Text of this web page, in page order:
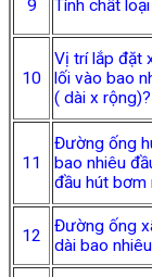
9 Tính chất
10
Vị trí lắp đặt
lối vào bao
( dài x rộng)?
11
Đường ống
bao nhiêu
đầu hút bơm
12
Đường ống
dài bao